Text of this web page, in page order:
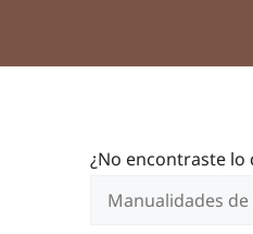
¿No encontraste lo